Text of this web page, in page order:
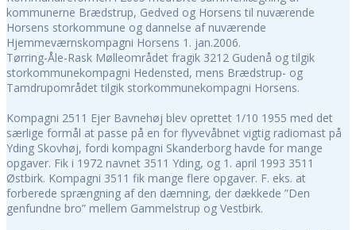
kommunerne Brædstrup, Gedved og Horsens til nuværende
Horsens storkommune og dannelse af nuværende
Hjemmeværnskompagni Horsens 1. jan.2006.
Tørring-Åle-Rask Mølleområdet fragik 3212 Gudenå og tilgik
storkommunekompagni Hedensted, mens Brædstrup- og
Tamdrupområdet tilgik storkommunekompagni Horsens.
Kompagni 2511 Ejer Bavnehøj blev oprettet 1/10 1955 med det
særlige formål at passe på en for flyvevåbnet vigtig radiomast på
Yding Skovhøj, fordi kompagni Skanderborg havde for mange
opgaver. Fik i 1972 navnet 3511 Yding, og 1. april 1993 3511
Østbirk. Kompagni 3511 fik mange flere opgaver. F. eks. at
forberede sprængning af den dæmning, der dækkede ”Den
genfundne bro” mellem Gammelstrup og Vestbirk.